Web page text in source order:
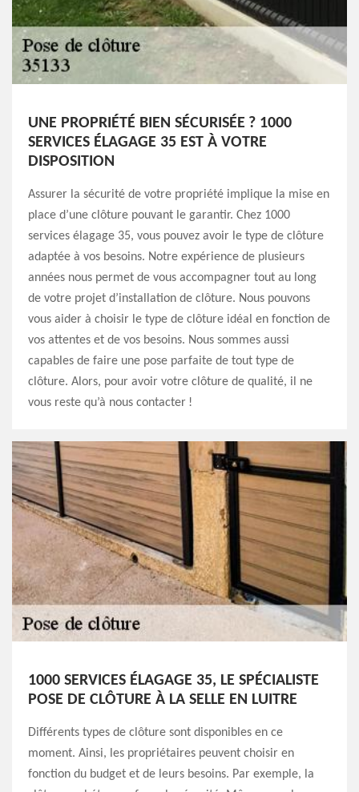
UNE PROPRIÉTÉ BIEN SÉCURISÉE ? 1000
SERVICES ÉLAGAGE 35 EST À VOTRE
DISPOSITION
Assurer la sécurité de votre propriété implique la mise en
place d’une clôture pouvant le garantir. Chez 1000
services élagage 35, vous pouvez avoir le type de clôture
adaptée à vos besoins. Notre expérience de plusieurs
années nous permet de vous accompagner tout au long
de votre projet d’installation de clôture. Nous pouvons
vous aider à choisir le type de clôture idéal en fonction de
vos attentes et de vos besoins. Nous sommes aussi
capables de faire une pose parfaite de tout type de
clôture. Alors, pour avoir votre clôture de qualité, il ne
vous reste qu’à nous contacter !
1000 SERVICES ÉLAGAGE 35, LE SPÉCIALISTE
POSE DE CLÔTURE À LA SELLE EN LUITRE
Différents types de clôture sont disponibles en ce
moment. Ainsi, les propriétaires peuvent choisir en
fonction du budget et de leurs besoins. Par exemple, la